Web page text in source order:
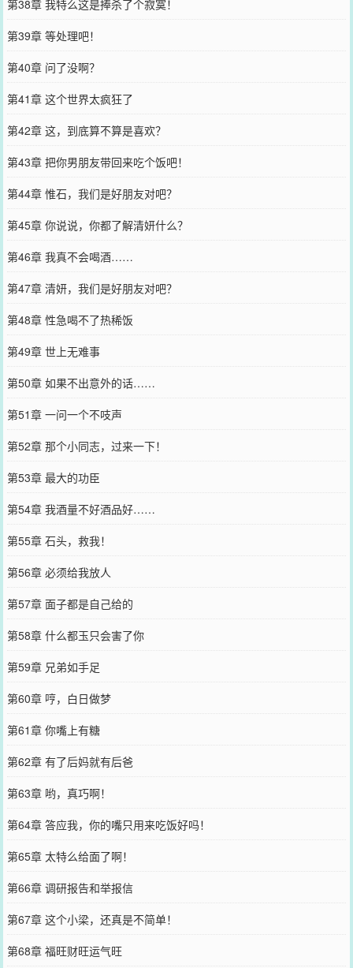
第38章 我特么这是捧杀了个寂寞！
第39章 等处理吧！
第40章 问了没啊？
第41章 这个世界太疯狂了
第42章 这，到底算不算是喜欢？
第43章 把你男朋友带回来吃个饭吧！
第44章 惟石，我们是好朋友对吧？
第45章 你说说，你都了解清妍什么？
第46章 我真不会喝酒……
第47章 清妍，我们是好朋友对吧？
第48章 性急喝不了热稀饭
第49章 世上无难事
第50章 如果不出意外的话……
第51章 一问一个不吱声
第52章 那个小同志，过来一下！
第53章 最大的功臣
第54章 我酒量不好酒品好……
第55章 石头，救我！
第56章 必须给我放人
第57章 面子都是自己给的
第58章 什么都玉只会害了你
第59章 兄弟如手足
第60章 哼，白日做梦
第61章 你嘴上有糖
第62章 有了后妈就有后爸
第63章 哟，真巧啊！
第64章 答应我，你的嘴只用来吃饭好吗！
第65章 太特么给面了啊！
第66章 调研报告和举报信
第67章 这个小梁，还真是不简单！
第68章 福旺财旺运气旺